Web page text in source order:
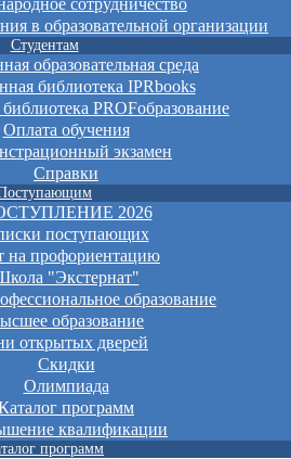
в образовательной организации
Студентам
образовательная среда
библиотека IPRbooks
PROFобразование
Оплата обучения
экзамен
Справки
2026
поступающих
на профориентацию
"Экстернат"
образование
образование
открытых дверей
Скидки
Олимпиада
программ
квалификации
программ